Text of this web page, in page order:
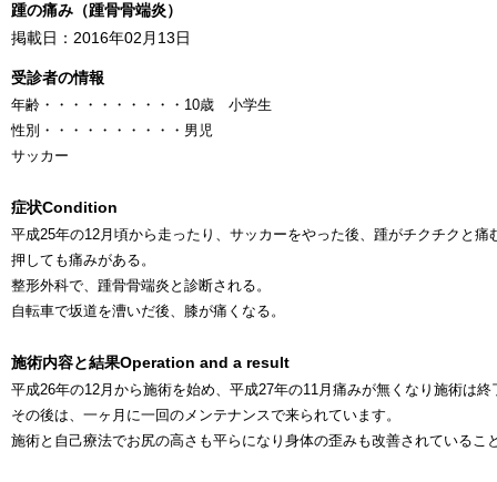
踵の痛み（踵骨骨端炎）
掲載日：2016年02月13日
受診者の情報
年齢 ・・・・・・・・・・ 10歳 小学生
性別 ・・・・・・・・・・ 男児
サッカー
症状Condition
平成25年の12月頃から走ったり、サッカーをやった後、踵がチクチクと痛
押しても痛みがある。
整形外科で、踵骨骨端炎と診断される。
自転車で坂道を漕いだ後、膝が痛くなる。
施術内容と結果Operation and a result
平成26年の12月から施術を始め、平成27年の11月痛みが無くなり施術は終
その後は、一ヶ月に一回のメンテナンスで来られています。
施術と自己療法でお尻の高さも平らになり身体の歪みも改善されているこ